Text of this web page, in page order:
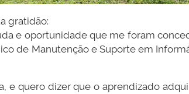
gratidão:
e oportunidade que me foram
de Manutenção e Suporte em
e quero dizer que o aprendizado